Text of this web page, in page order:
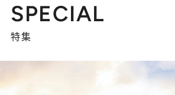
SPECIAL
特集